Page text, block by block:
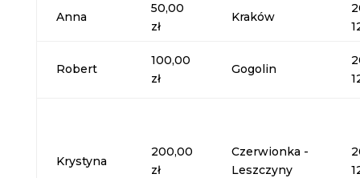
Anna
50,00
zł
Kraków
Robert
100,00
zł
Gogolin
Krystyna
200,00
zł
Czerwionka -
Leszczyny